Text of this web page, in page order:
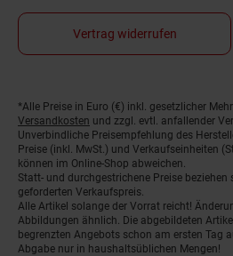
Vertrag widerrufen
Fußnoten
*Alle Preise in Euro (€) inkl. gesetzlicher
Versandkosten und zzgl. evtl. anfallender
Unverbindliche Preisempfehlung des
Preise (inkl. MwSt.) und Verkaufseinheiten
können im Online-Shop abweichen.
Statt- und durchgestrichene Preise
geforderten Verkaufspreis.
Alle Artikel solange der Vorrat reicht!
Abbildungen ähnlich. Die abgebildeten
begrenzten Angebots schon am ersten Tag
Abgabe nur in haushaltsüblichen Mengen!